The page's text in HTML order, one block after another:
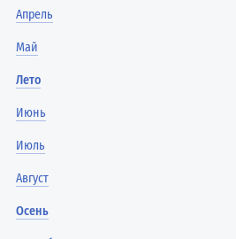
Апрель
Май
Лето
Июнь
Июль
Август
Осень